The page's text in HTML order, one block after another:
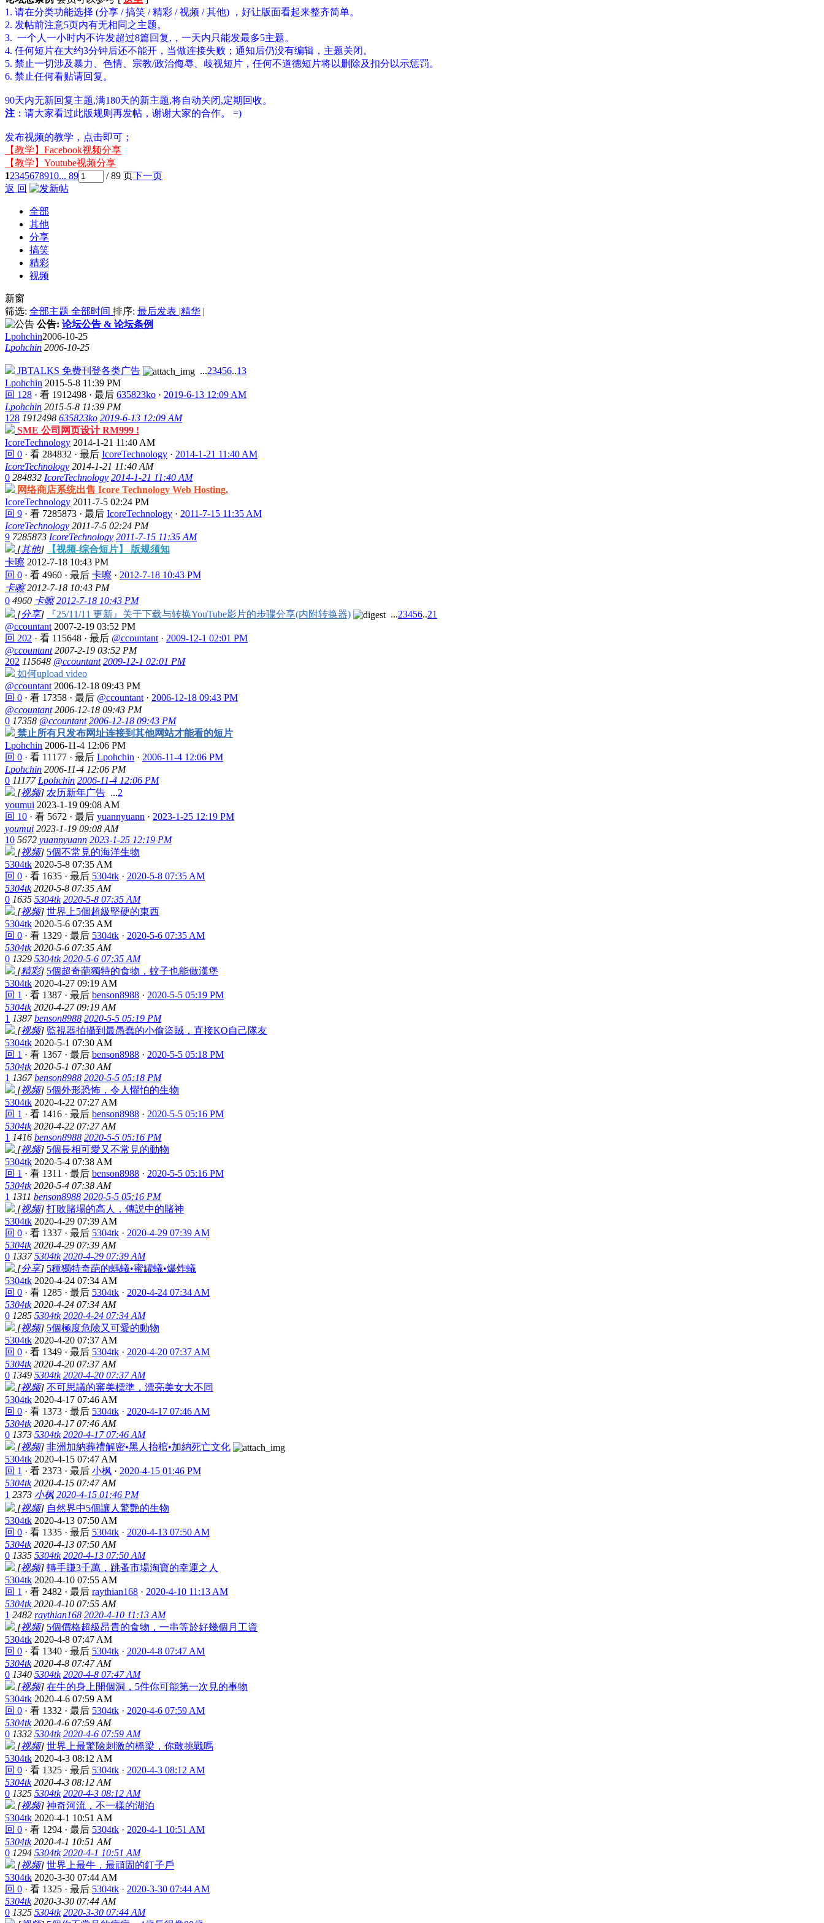
1. 请在分类功能选择 (分享 / 搞笑 / 精彩 / 视频 / 其他) ，好让版面看起来整齐简单。
2. 发帖前注意5页内有无相同之主题。
3. 一个人一小时内不许发超过8篇回复,，一天内只能发最多5主题。
4. 任何短片在大约3分钟后还不能开，当做连接失败；通知后仍没有编辑，主题关闭。
5. 禁止一切涉及暴力、色情、宗教/政治侮辱、歧视短片，任何不道德短片将以删除及扣分以示惩罚。
6. 禁止任何看贴请回复。
90天内无新回复主题,满180天的新主题,将自动关闭,定期回收。
注 ：请大家看过此版规则再发帖，谢谢大家的合作。 =)
发布视频的教学，点击即可；
【教学】Facebook视频分享
【教学】Youtube视频分享
12345678910... 89 / 89 页下一页
返 回
全部
其他
分享
搞笑
精彩
视频
新窗
筛选: 全部主题 全部时间 排序: 最后发表 |精华 |
公告: 论坛公告 & 论坛条例
Lpohchin2006-10-25
Lpohchin 2006-10-25
JBTALKS 免费刊登各类广告 ...23456..13
Lpohchin 2015-5-8 11:39 PM
回 128 · 看 1912498 · 最后 635823ko · 2019-6-13 12:09 AM
Lpohchin 2015-5-8 11:39 PM
128 1912498 635823ko 2019-6-13 12:09 AM
SME 公司网页设计 RM999 !
IcoreTechnology 2014-1-21 11:40 AM
回 0 · 看 284832 · 最后 IcoreTechnology · 2014-1-21 11:40 AM
IcoreTechnology 2014-1-21 11:40 AM
0 284832 IcoreTechnology 2014-1-21 11:40 AM
网络商店系统出售 Icore Technology Web Hosting.
IcoreTechnology 2011-7-5 02:24 PM
回 9 · 看 7285873 · 最后 IcoreTechnology · 2011-7-15 11:35 AM
IcoreTechnology 2011-7-5 02:24 PM
9 7285873 IcoreTechnology 2011-7-15 11:35 AM
[其他]
【视频-综合短片】 版规须知
卡嚓 2012-7-18 10:43 PM
回 0 · 看 4960 · 最后 卡嚓 · 2012-7-18 10:43 PM
卡嚓 2012-7-18 10:43 PM
0 4960 卡嚓 2012-7-18 10:43 PM
[分享] 『25/11/11 更新』关于下载与转换YouTube影片的步骤分享(内附转换器) ...23456..21
@ccountant 2007-2-19 03:52 PM
回 202 · 看 115648 · 最后 @ccountant · 2009-12-1 02:01 PM
@ccountant 2007-2-19 03:52 PM
202 115648 @ccountant 2009-12-1 02:01 PM
如何upload video
@ccountant 2006-12-18 09:43 PM
回 0 · 看 17358 · 最后 @ccountant · 2006-12-18 09:43 PM
@ccountant 2006-12-18 09:43 PM
0 17358 @ccountant 2006-12-18 09:43 PM
禁止所有只发布网址连接到其他网站才能看的短片
Lpohchin 2006-11-4 12:06 PM
回 0 · 看 11177 · 最后 Lpohchin · 2006-11-4 12:06 PM
Lpohchin 2006-11-4 12:06 PM
0 11177 Lpohchin 2006-11-4 12:06 PM
[视频] 农历新年广告 ...2
youmui 2023-1-19 09:08 AM
回 10 · 看 5672 · 最后 yuannyuann · 2023-1-25 12:19 PM
youmui 2023-1-19 09:08 AM
10 5672 yuannyuann 2023-1-25 12:19 PM
[视频] 5個不常見的海洋生物
5304tk 2020-5-8 07:35 AM
回 0 · 看 1635 · 最后 5304tk · 2020-5-8 07:35 AM
5304tk 2020-5-8 07:35 AM
0 1635 5304tk 2020-5-8 07:35 AM
[视频] 世界上5個超級堅硬的東西
5304tk 2020-5-6 07:35 AM
回 0 · 看 1329 · 最后 5304tk · 2020-5-6 07:35 AM
5304tk 2020-5-6 07:35 AM
0 1329 5304tk 2020-5-6 07:35 AM
[精彩] 5個超奇葩獨特的食物，蚊子也能做漢堡
5304tk 2020-4-27 09:19 AM
回 1 · 看 1387 · 最后 benson8988 · 2020-5-5 05:19 PM
5304tk 2020-4-27 09:19 AM
1 1387 benson8988 2020-5-5 05:19 PM
[视频] 監視器拍攝到最愚蠢的小偷盜賊，直接KO自己隊友
5304tk 2020-5-1 07:30 AM
回 1 · 看 1367 · 最后 benson8988 · 2020-5-5 05:18 PM
5304tk 2020-5-1 07:30 AM
1 1367 benson8988 2020-5-5 05:18 PM
[视频] 5個外形恐怖，令人懼怕的生物
5304tk 2020-4-22 07:27 AM
回 1 · 看 1416 · 最后 benson8988 · 2020-5-5 05:16 PM
5304tk 2020-4-22 07:27 AM
1 1416 benson8988 2020-5-5 05:16 PM
[视频] 5個長相可愛又不常見的動物
5304tk 2020-5-4 07:38 AM
回 1 · 看 1311 · 最后 benson8988 · 2020-5-5 05:16 PM
5304tk 2020-5-4 07:38 AM
1 1311 benson8988 2020-5-5 05:16 PM
[视频] 打敗賭場的高人，傳説中的賭神
5304tk 2020-4-29 07:39 AM
回 0 · 看 1337 · 最后 5304tk · 2020-4-29 07:39 AM
5304tk 2020-4-29 07:39 AM
0 1337 5304tk 2020-4-29 07:39 AM
[分享] 5種獨特奇葩的螞蟻•蜜罐蟻•爆炸蟻
5304tk 2020-4-24 07:34 AM
回 0 · 看 1285 · 最后 5304tk · 2020-4-24 07:34 AM
5304tk 2020-4-24 07:34 AM
0 1285 5304tk 2020-4-24 07:34 AM
[视频] 5個極度危險又可愛的動物
5304tk 2020-4-20 07:37 AM
回 0 · 看 1349 · 最后 5304tk · 2020-4-20 07:37 AM
5304tk 2020-4-20 07:37 AM
0 1349 5304tk 2020-4-20 07:37 AM
[视频] 不可思議的審美標準，漂亮美女大不同
5304tk 2020-4-17 07:46 AM
回 0 · 看 1373 · 最后 5304tk · 2020-4-17 07:46 AM
5304tk 2020-4-17 07:46 AM
0 1373 5304tk 2020-4-17 07:46 AM
[视频] 非洲加納葬禮解密•黑人抬棺•加納死亡文化
5304tk 2020-4-15 07:47 AM
回 1 · 看 2373 · 最后 小枫 · 2020-4-15 01:46 PM
5304tk 2020-4-15 07:47 AM
1 2373 小枫 2020-4-15 01:46 PM
[视频] 自然界中5個讓人驚艷的生物
5304tk 2020-4-13 07:50 AM
回 0 · 看 1335 · 最后 5304tk · 2020-4-13 07:50 AM
5304tk 2020-4-13 07:50 AM
0 1335 5304tk 2020-4-13 07:50 AM
[视频] 轉手賺3千萬，跳蚤市場淘寶的幸運之人
5304tk 2020-4-10 07:55 AM
回 1 · 看 2482 · 最后 raythian168 · 2020-4-10 11:13 AM
5304tk 2020-4-10 07:55 AM
1 2482 raythian168 2020-4-10 11:13 AM
[视频] 5個價格超級昂貴的食物，一串等於好幾個月工資
5304tk 2020-4-8 07:47 AM
回 0 · 看 1340 · 最后 5304tk · 2020-4-8 07:47 AM
5304tk 2020-4-8 07:47 AM
0 1340 5304tk 2020-4-8 07:47 AM
[视频] 在牛的身上開個洞，5件你可能第一次見的事物
5304tk 2020-4-6 07:59 AM
回 0 · 看 1332 · 最后 5304tk · 2020-4-6 07:59 AM
5304tk 2020-4-6 07:59 AM
0 1332 5304tk 2020-4-6 07:59 AM
[视频] 世界上最驚險刺激的橋梁，你敢挑戰嗎
5304tk 2020-4-3 08:12 AM
回 0 · 看 1325 · 最后 5304tk · 2020-4-3 08:12 AM
5304tk 2020-4-3 08:12 AM
0 1325 5304tk 2020-4-3 08:12 AM
[视频] 神奇河流，不一樣的湖泊
5304tk 2020-4-1 10:51 AM
回 0 · 看 1294 · 最后 5304tk · 2020-4-1 10:51 AM
5304tk 2020-4-1 10:51 AM
0 1294 5304tk 2020-4-1 10:51 AM
[视频] 世界上最牛，最頑固的釘子戶
5304tk 2020-3-30 07:44 AM
回 0 · 看 1325 · 最后 5304tk · 2020-3-30 07:44 AM
5304tk 2020-3-30 07:44 AM
0 1325 5304tk 2020-3-30 07:44 AM